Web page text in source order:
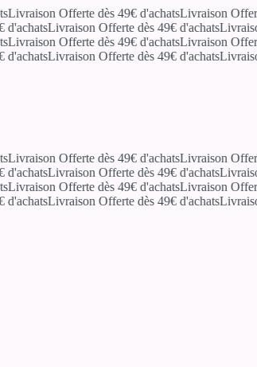
Offerte dès 49€ d'achatsLivraison Offerte
Livraison Offerte dès 49€ d'achatsLivraison
Offerte dès 49€ d'achatsLivraison Offerte
Livraison Offerte dès 49€ d'achatsLivraison
Offerte dès 49€ d'achatsLivraison Offerte
Livraison Offerte dès 49€ d'achatsLivraison
Offerte dès 49€ d'achatsLivraison Offerte
Livraison Offerte dès 49€ d'achatsLivraison